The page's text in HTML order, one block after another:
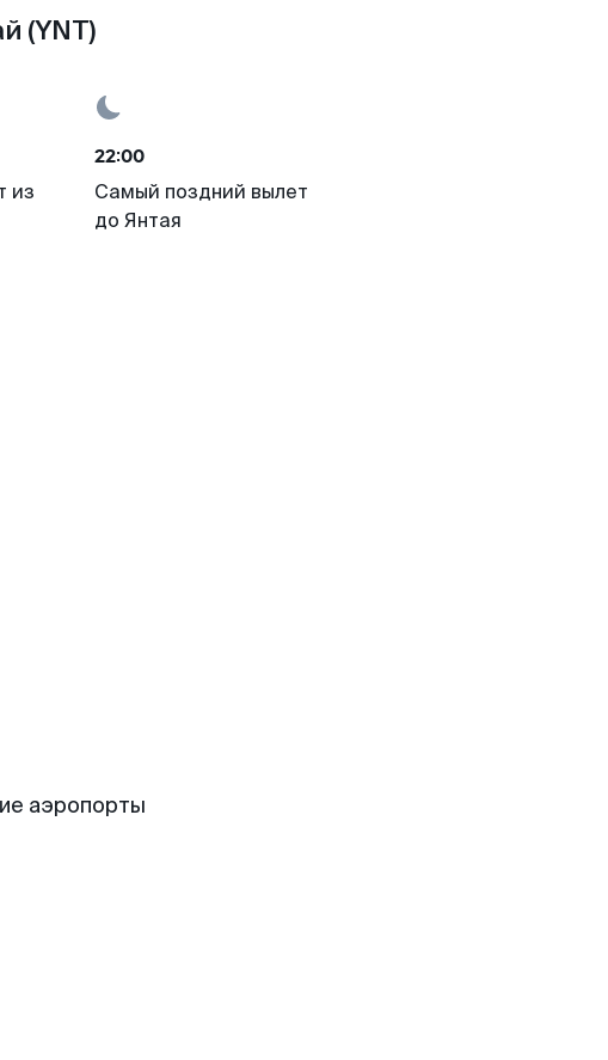
(YNT)
из
22:00
Самый поздний вылет
до Янтая
аэропорты